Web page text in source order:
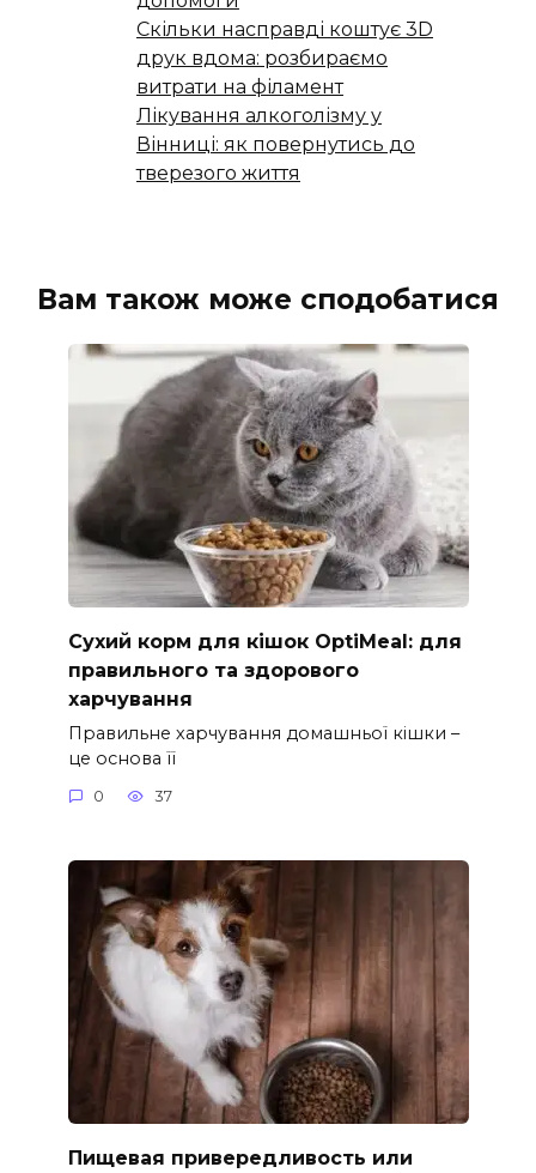
Скільки насправді коштує 3D
друк вдома: розбираємо
витрати на філамент
Лікування алкоголізму у
Вінниці: як повернутись до
тверезого життя
Вам також може сподобатися
Сухий корм для кішок OptiMeal: для
правильного та здорового
харчування
Правильне харчування домашньої кішки –
це основа її
0 37
Пищевая привередливость или